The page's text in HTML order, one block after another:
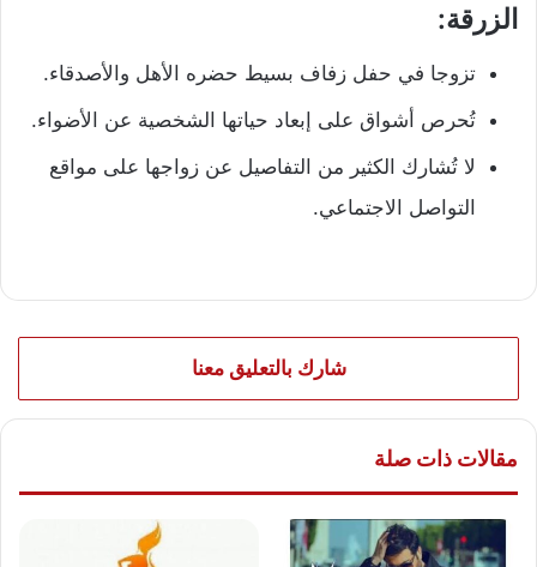
الزرقة:
تزوجا في حفل زفاف بسيط حضره الأهل والأصدقاء.
تُحرص أشواق على إبعاد حياتها الشخصية عن الأضواء.
لا تُشارك الكثير من التفاصيل عن زواجها على مواقع
التواصل الاجتماعي.
شارك بالتعليق معنا
مقالات ذات صلة